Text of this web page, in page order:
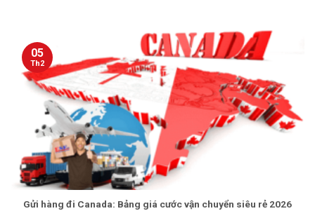
Gửi hàng đi Canada: Bảng giá cước vận chuyển siêu rẻ 2026
05
Th2